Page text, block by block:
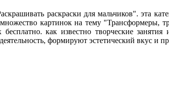
раскраски для мальчиков". эта
картинок на тему "Трансформеры,
бесплатно. как известно творческие
формируют эстетический вкус и